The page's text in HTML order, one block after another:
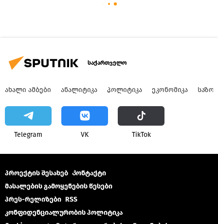
საქართველო
ᲐᲮᲐᲚᲘ ᲐᲛᲑᲔᲑᲘ ᲐᲜᲐᲚᲘᲢᲘᲙᲐ ᲞᲝᲚᲘᲢᲘᲙᲐ ᲔᲙᲝᲜᲝᲛᲘᲙᲐ
Telegram VK ТikТоk
პროექტის შესახებ Კონტაქტი
მასალების გამოყენების წესები
პრეს-რელიზები RSS
კონფიდენციალურობის პოლიტიკა